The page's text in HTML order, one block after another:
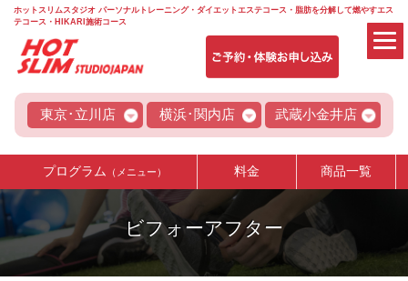
ホットスリムスタジオ パーソナルトレーニング・ダイエットエステコース・脂肪を分解して燃やすエス
テコース・HIKARI施術コース
東京･立川店 横浜･関内店 武蔵小金井店
プログラム （メニュー） 料金 商品一覧
ビフォーアフター